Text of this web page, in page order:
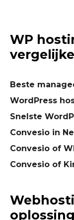
WP
Beste
WordPress
Snelste
Convesio in
Convesio of
Convesio of